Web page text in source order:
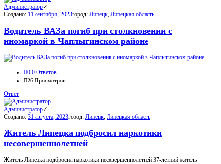
Администратор
Создано: 11 сентября, 2023город: Липецк, Липецкая область
Водитель ВАЗа погиб при столкновении с
иномаркой в Чаплыгинском районе
0 0 Ответов
26 Просмотров
Ответ
Администратор
Создано: 31 августа, 2023город: Липецк, Липецкая область
Житель Липецка подбросил наркотики
несовершеннолетней
Житель Липецка подбросил наркотики несовершеннолетней 37-летний житель